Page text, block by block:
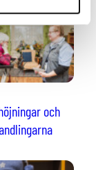
och